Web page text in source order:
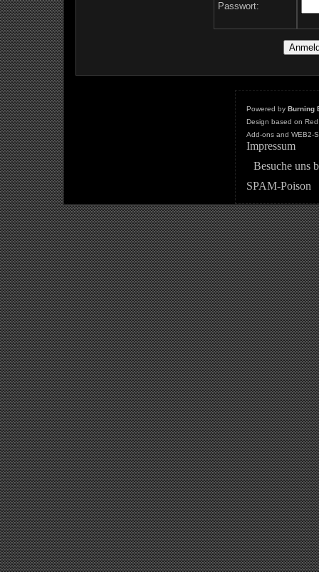
Passwort:
Powered by Burning
Design based on
Add-ons and WEB2-
Impressum
Besuche uns
SPAM-Poison